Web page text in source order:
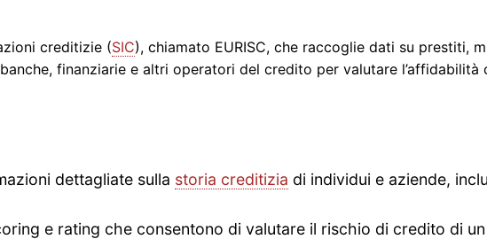
creditizie (SIC), chiamato EURISC, che raccoglie dati su prestiti,
finanziarie e altri operatori del credito per valutare
dettagliate sulla storia creditizia di individui e aziende,
e rating che consentono di valutare il rischio di credito di